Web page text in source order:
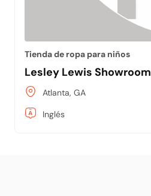
Tienda de ropa para niños
Lesley Lewis Showroom
Atlanta, GA
Inglés